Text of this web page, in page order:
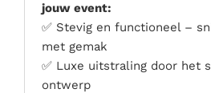
jouw event:
✅ Stevig en functioneel –
met gemak
✅ Luxe uitstraling door het
ontwerp